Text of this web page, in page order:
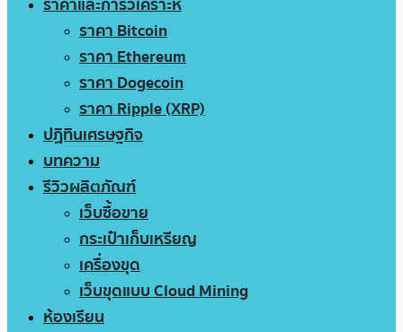
ราคา Bitcoin
ราคา Ethereum
ราคา Dogecoin
ราคา Ripple (XRP)
ปฏิทินเศรษฐกิจ
บทความ
รีวิวผลิตภัณฑ์
เว็บซื้อขาย
กระเป๋าเก็บเหรียญ
เครื่องขุด
เว็บขุดแบบ Cloud Mining
ห้องเรียน